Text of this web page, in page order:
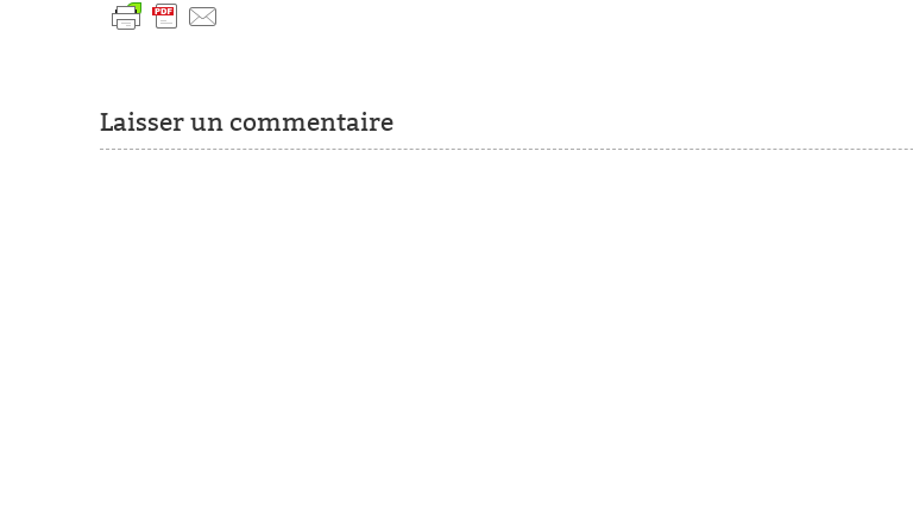
Laisser un commentaire